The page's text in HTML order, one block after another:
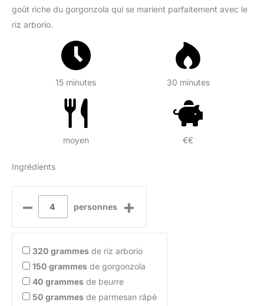
goût riche du gorgonzola qui se marient parfaitement avec le
riz arborio.
15 minutes 30 minutes
moyen €€
Ingrédients
– personnes +
320 grammes de riz arborio
150 grammes de gorgonzola
40 grammes de beurre
50 grammes de parmesan râpé